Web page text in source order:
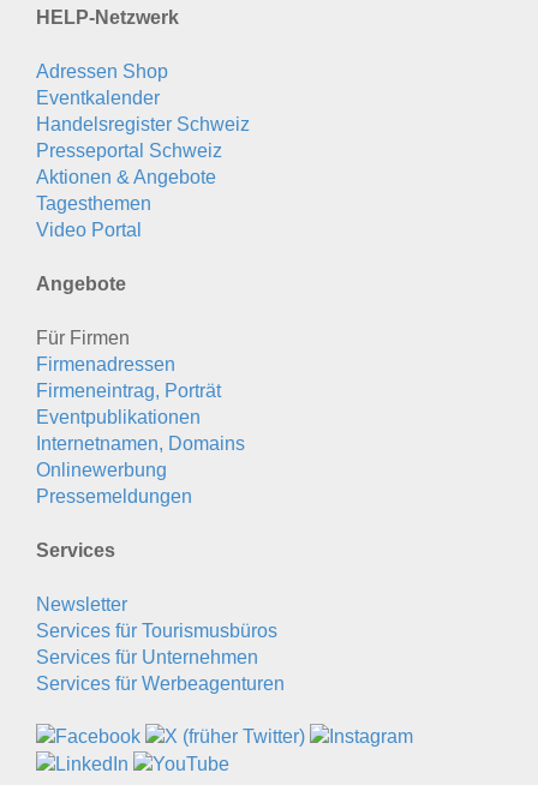
HELP-Netzwerk
Adressen Shop
Eventkalender
Handelsregister Schweiz
Presseportal Schweiz
Aktionen & Angebote
Tagesthemen
Video Portal
Angebote
Für Firmen
Firmenadressen
Firmeneintrag, Porträt
Eventpublikationen
Internetnamen, Domains
Onlinewerbung
Pressemeldungen
Services
Newsletter
Services für Tourismusbüros
Services für Unternehmen
Services für Werbeagenturen